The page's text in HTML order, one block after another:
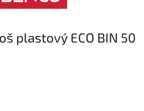
plastový ECO BIN 50